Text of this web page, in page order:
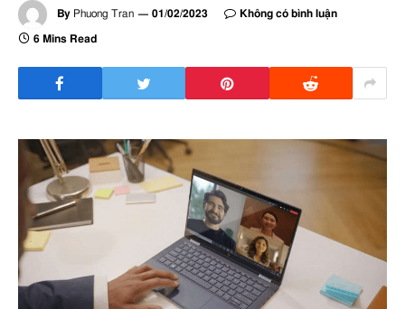
By Phuong Tran 01/02/2023 Không có bình luận
6 Mins Read